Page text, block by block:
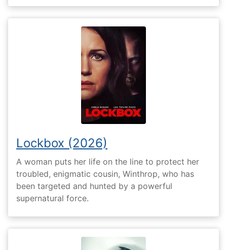
Lockbox (2026)
A woman puts her life on the line to protect her
troubled, enigmatic cousin, Winthrop, who has
been targeted and hunted by a powerful
supernatural force.